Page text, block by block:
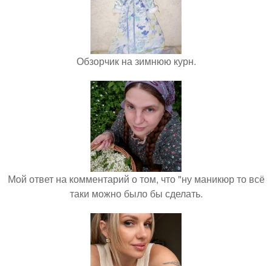
Обзорчик на зимнюю курн.
Мой ответ на комментарий о том, что "ну маникюр то всё
таки можно было бы сделать.